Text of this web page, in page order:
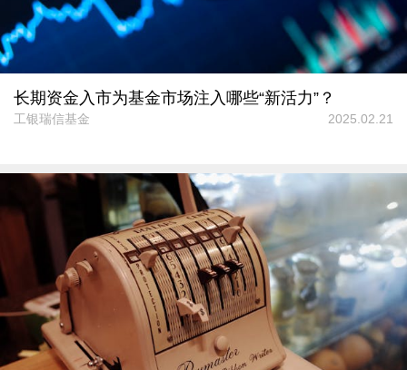
长期资金入市为基金市场注入哪些“新活力”？
工银瑞信基金 2025.02.21